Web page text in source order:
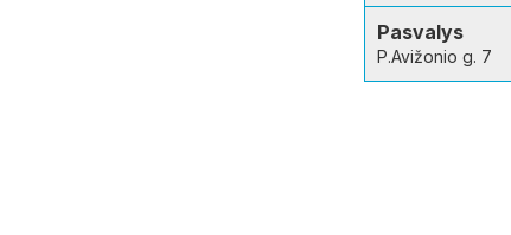
Pasvalys
P.Avižonio g. 7